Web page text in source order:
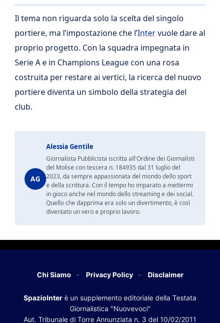
Il tema non riguarda solo la scelta del singolo
portiere, ma l’impostazione che l’Intervuole dare al
proprio progetto. Con la squadra impegnata in
Serie A e in Champions League con una rosa
costruita per restare ai vertici, la ricerca del nuovo
portiere diventa un simbolo della strategia del
club.
AG
Alessia Gentile
Giornalista Pubblicista iscritta all'Ordine dei Giornalisti
del Molise con tessera n. 184935 dal 31 luglio del
2023, da sempre appassionata del mondo dello sport
e della scrittura. Con il tempo ho imparato a mettermi
in gioco anche nel mondo dello streaming e dei social.
Quello che dapprima era solo un divertimento, è così
diventato un vero e proprio lavoro.
Chi Siamo Privacy Policy Disclaimer
SpazioInter è un supplemento editoriale della Testata
Giornalistica "Nuovevoci"
Aut. Tribunale di Torre Annunziata n. 3 del 10/02/2011